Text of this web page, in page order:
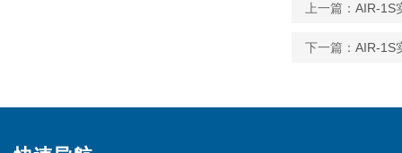
上一篇： AIR-1S
下一篇： AIR-1S